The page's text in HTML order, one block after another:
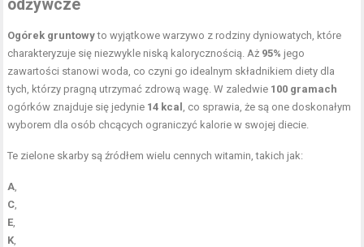
odżywcze
Ogórek gruntowyto wyjątkowe warzywo z rodziny dyniowatych, które
charakteryzuje się niezwykle niską kalorycznością. Aż 95% jego
zawartości stanowi woda, co czyni go idealnym składnikiem diety dla
tych, którzy pragną utrzymać zdrową wagę. W zaledwie 100 gramach
ogórków znajduje się jedynie 14 kcal , co sprawia, że są one doskonałym
wyborem dla osób chcących ograniczyć kalorie w swojej diecie.
Te zielone skarby są źródłem wielu cennych witamin, takich jak:
A,
C,
E,
K,